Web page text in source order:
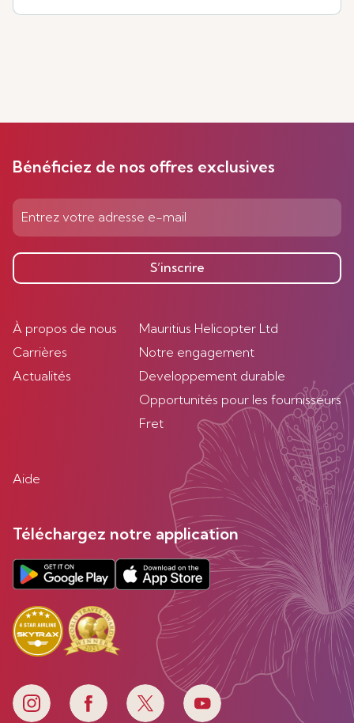
Bénéficiez de nos offres exclusives
S’inscrire
À propos de nous
Carrières
Actualités
Mauritius Helicopter Ltd
Notre engagement
Developpement durable
Opportunités pour les fournisseurs
Fret
Aide
Téléchargez notre application